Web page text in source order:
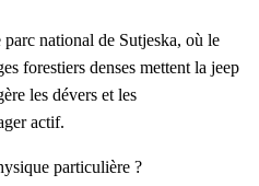
national de Sutjeska, où le
forestiers denses mettent la jeep
les dévers et les
actif.
particulière ?